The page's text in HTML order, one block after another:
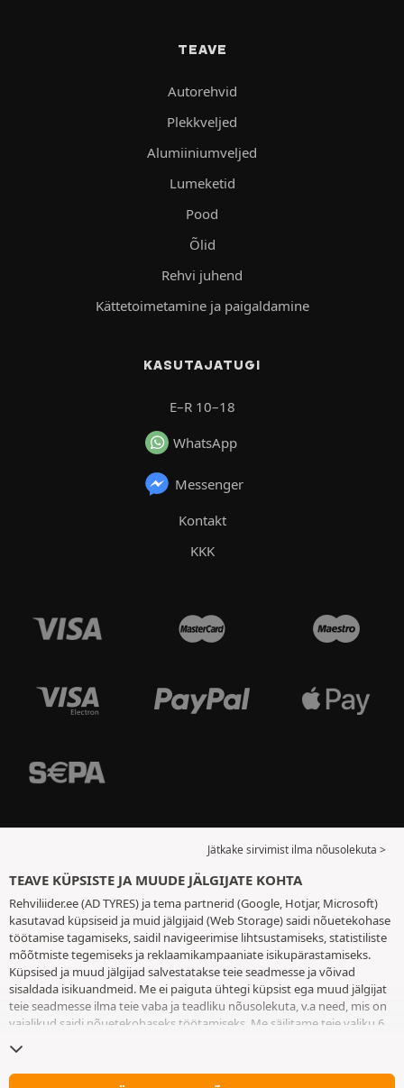
TEAVE
Autorehvid
Plekkveljed
Alumiiniumveljed
Lumeketid
Pood
Õlid
Rehvi juhend
Kättetoimetamine ja paigaldamine
KASUTAJATUGI
E–R 10–18
WhatsApp
Messenger
Kontakt
KKK
Jätkake sirvimist ilma nõusolekuta >
TEAVE KÜPSISTE JA MUUDE JÄLGIJATE KOHTA
Rehviliider.ee (AD TYRES) ja tema partnerid (Google, Hotjar, Microsoft)
kasutavad küpsiseid ja muid jälgijaid (Web Storage) saidi nõuetekohase
töötamise tagamiseks, saidil navigeerimise lihtsustamiseks, statistiliste
mõõtmiste tegemiseks ja reklaamikampaaniate isikupärastamiseks.
Küpsised ja muud jälgijad salvestatakse teie seadmesse ja võivad
sisaldada isikuandmeid. Me ei paiguta ühtegi küpsist ega muud jälgijat
teie seadmesse ilma teie vaba ja teadliku nõusolekuta, v.a need, mis on
vajalikud saidi nõuetekohaseks töötamiseks. Me säilitame teie valiku 6
muude jälgijate lehele
nõusolekut küpsiste ja muude jälgijate teie seadmesse paigutamiseks.